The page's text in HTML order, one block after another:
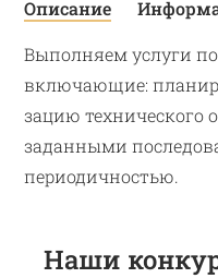
Описание
Выполняем услуги
включающие:
зацию технического
заданными
периодичностью.
Наши